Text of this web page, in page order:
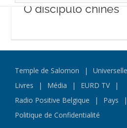
O discípulo chinês
Temple de Salomon Universelle
Livres
Média
EURD TV
Radio Positive Belgique
Pays
Politique de Confidentialité